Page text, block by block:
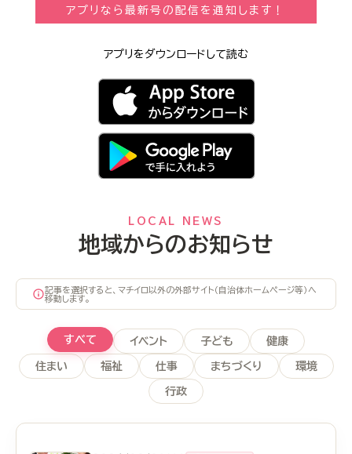
アプリなら最新号の配信を通知します！
アプリをダウンロードして読む
LOCAL NEWS
地域からのお知らせ
記事を選択すると、マチイロ以外の外部サイト（自治体ホームページ等）へ
移動します。
すべて イベント 子ども 健康
住まい 福祉 仕事 まちづくり 環境
行政